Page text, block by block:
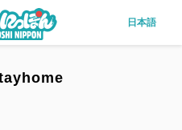
日本語